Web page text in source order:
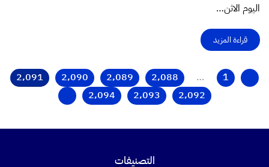
اليوم الاثن…
قراءة المزيد
1
… 2٬088 2٬089 2٬090
2٬091
2٬092
2٬093 2٬094
التصنيفات